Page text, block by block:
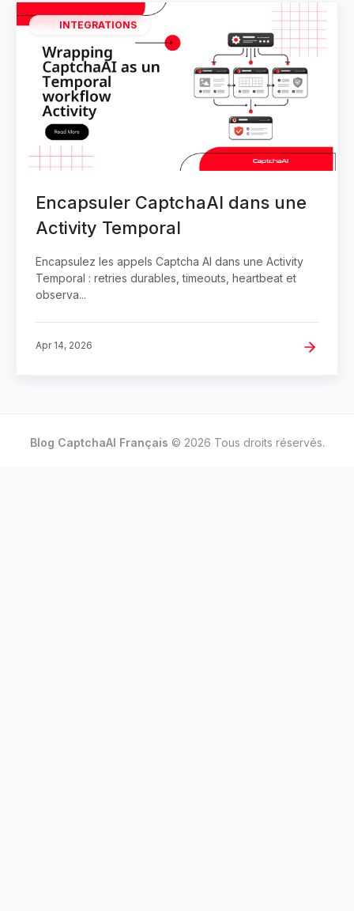
INTEGRATIONS
Encapsuler CaptchaAI dans une
Activity Temporal
Encapsulez les appels Captcha AI dans une Activity
Temporal : retries durables, timeouts, heartbeat et
observa...
Apr 14, 2026
Blog CaptchaAI Français © 2026 Tous droits réservés.